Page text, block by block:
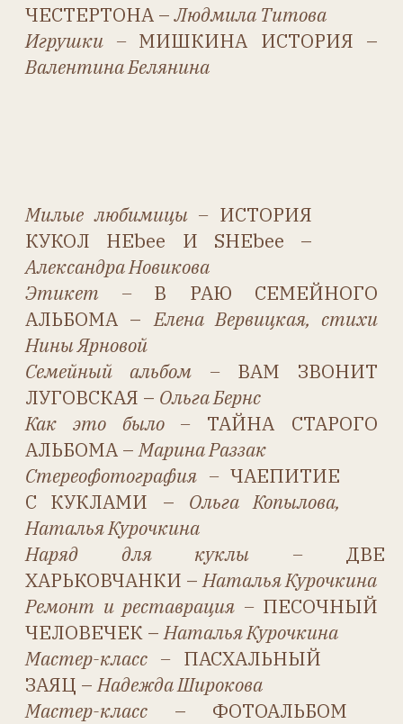
этого номера: Валентину
Белянину, Ольгу Бернс, Елену
Ждамарову, Марину Раззак,
Надежду Спирину, Людмилу
Титову, Надежду Широкову,
Светлану Юголайнину.
А также тех, кто помог
информацией,
фотоматериалами и другим
участием в работе журнала:
Елену Голованову, Людмилу
Морозову (Музей уникальных
кукол, г. Москва), Нину
Ярнову, Мари Поль Ведрин
Андольфатто и Марко Тоза
(Музей кукол в г. Болонья),
аукцион «Theriault’s»
(theriaults.com) и лично
президента аукциона Стюарта
Холбрука/Stuart Holbrook.